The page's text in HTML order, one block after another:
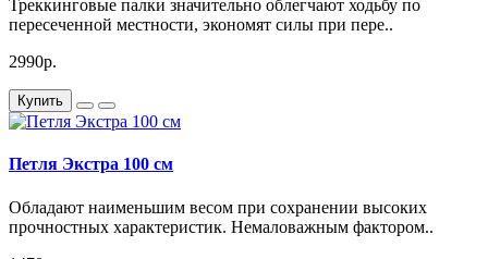
Треккинговые палки значительно облегчают ходьбу по
пересеченной местности, экономят силы при пере..
2990р.
Купить
Петля Экстра 100 см
Обладают наименьшим весом при сохранении высоких
прочностных характеристик. Немаловажным фактором..